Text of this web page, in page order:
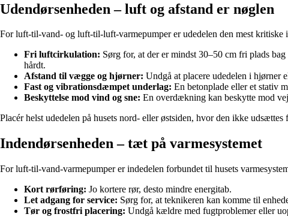
Udendørsenheden – luft og afstand er nøglen
For luft-til-vand- og luft-til-luft-varmepumper er udedelen den mest
Fri luftcirkulation: Sørg for, at der er mindst 30–50 cm fri plads
hårdt.
Afstand til vægge og hjørner: Undgå at placere udedelen i hjørner
Fast og vibrationsdæmpet underlag: En betonplade eller et stativ
Beskyttelse mod vind og sne: En overdækning kan beskytte mod
Placér helst udedelen på husets nord- eller østsiden, hvor den ikke
Indendørsenheden – tæt på varmesystemet
For luft-til-vand-varmepumper er indedelen forbundet til husets
Kort rørføring: Jo kortere rør, desto mindre energitab.
Let adgang for service: Sørg for, at teknikeren kan komme til
Tør og frostfri placering: Undgå kældre med fugtproblemer eller